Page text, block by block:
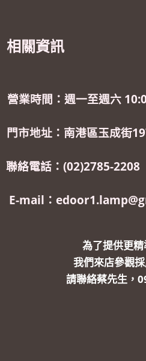
相關
客服
營業時間：週一至
門市地址：南港
聯絡電話：
E-mail：
為了提供更精
我們來店參觀
請聯絡蔡先生，